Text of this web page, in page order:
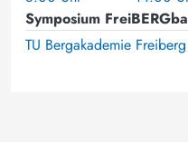
Symposium
TU Bergakademie Freiberg